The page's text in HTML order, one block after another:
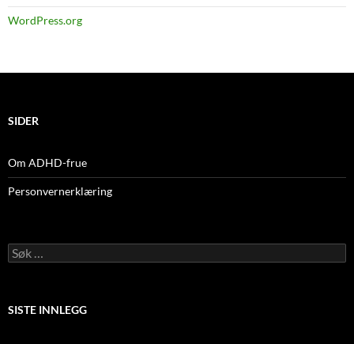
WordPress.org
SIDER
Om ADHD-frue
Personvernerklæring
Søk
etter:
SISTE INNLEGG